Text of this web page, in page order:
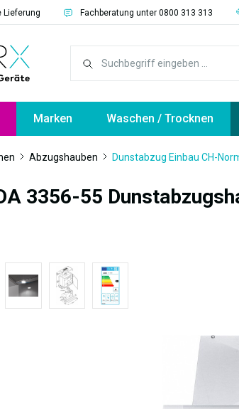
springen
Lieferung Fachberatung unter 0800 313 313
Marken Waschen / Trocknen
Abzugshauben Dunstabzug Einbau CH-
3356-55
überspringen